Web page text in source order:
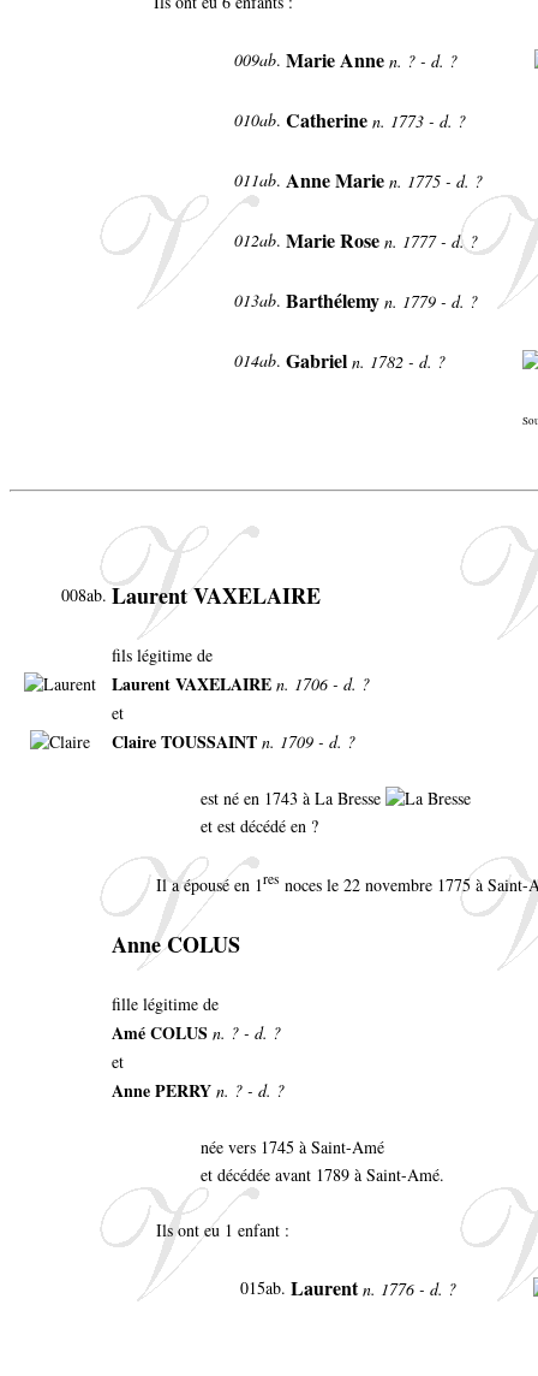
009ab. Marie Anne n. ? - d. ?
010ab. Catherine n. 1773 - d. ?
011ab. Anne Marie n. 1775 - d. ?
012ab. Marie Rose n. 1777 - d. ?
013ab. Barthélemy n. 1779 - d. ?
014ab. Gabriel n. 1782 - d. ?
008ab. Laurent VAXELAIRE
fils légitime de
Laurent VAXELAIRE n. 1706 - d. ?
et
Claire TOUSSAINT n. 1709 - d. ?
est né en 1743 à La Bresse
et est décédé en ?
Il a épousé en 1res noces le 22 novembre 1775 à
Anne COLUS
fille légitime de
Amé COLUS n. ? - d. ?
et
Anne PERRY n. ? - d. ?
née vers 1745 à Saint-Amé
et décédée avant 1789 à Saint-Amé.
Ils ont eu 1 enfant :
015ab. Laurentn. 1776 - d. ?